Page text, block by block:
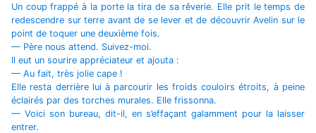
Un coup frappé à la porte la tira de sa rêverie. Elle prit le temps de
redescendre sur terre avant de se lever et de découvrir Avelin sur le
point de toquer une deuxième fois.
— Père nous attend. Suivez-moi.
Il eut un sourire appréciateur et ajouta :
— Au fait, très jolie cape !
Elle resta derrière lui à parcourir les froids couloirs étroits, à peine
éclairés par des torches murales. Elle frissonna.
— Voici son bureau, dit-il, en s’effaçant galamment pour la laisser
entrer.